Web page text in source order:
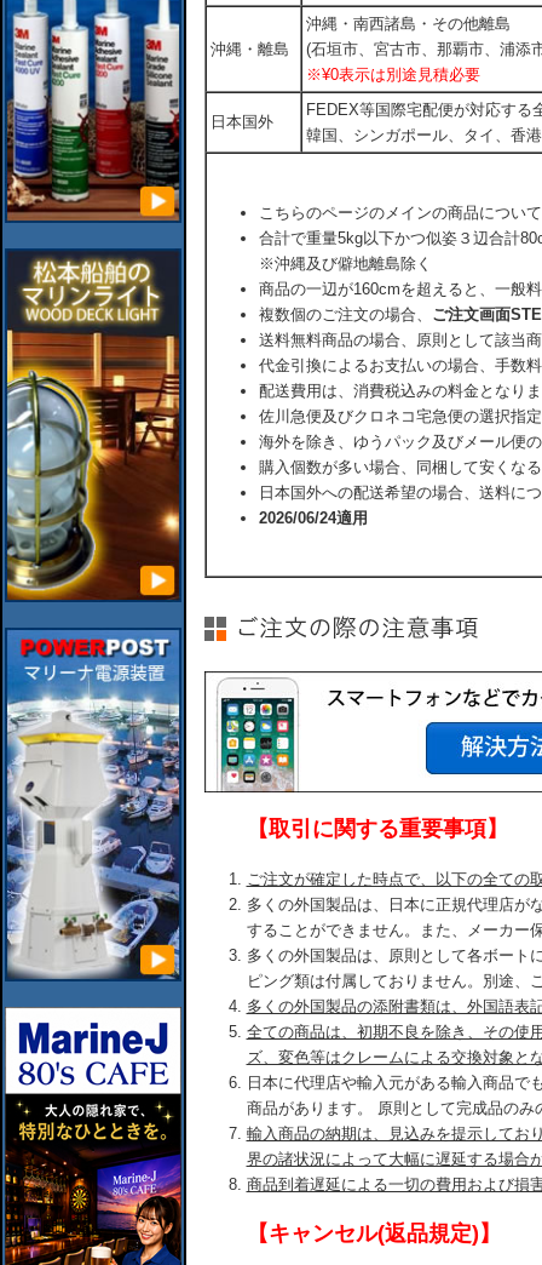
沖縄・離島
沖縄・南西諸島・その他離島
(石垣市、宮古市、那覇市、浦添
※¥0表示は別途見積必要
日本国外
FEDEX等国際宅配便が対応す
韓国、シンガポール、タイ、香
こちらのページのメインの商品につい
合計で重量5kg以下かつ似姿３辺合計
※沖縄及び僻地離島除く
商品の一辺が160cmを超えると、一般
複数個のご注文の場合、 ご注文画面
送料無料商品の場合、原則として該当
代金引換によるお支払いの場合、手数
配送費用は、消費税込みの料金となり
佐川急便及びクロネコ宅急便の選択指
海外を除き、ゆうパック及びメール便
購入個数が多い場合、同梱して安くな
日本国外への配送希望の場合、送料に
2026/06/24適用
【取引に関する重要事項】
ご注文が確定した時点で、以下の全ての
多くの外国製品は、日本に正規代理店が
することができません。また、メーカー
多くの外国製品は、原則として各ボート
ピング類は付属しておりません。別途、
多くの外国製品の添附書類は、外国語表
全ての商品は、初期不良を除き、その使
ズ、変色等はクレームによる交換対象と
日本に代理店や輸入元がある輸入商品で
商品があります。 原則として完成品のみ
輸入商品の納期は、見込みを提示してお
界の諸状況によって大幅に遅延する場合
商品到着遅延による一切の費用および損
【キャンセル(返品規定)】